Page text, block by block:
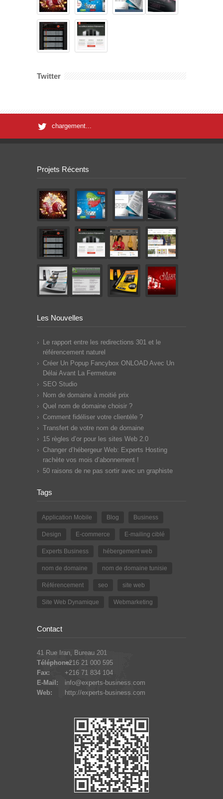
Twitter
chargement...
Projets Récents
Les Nouvelles
Le rapport entre les redirections 301 et le
référencement naturel
Créer Un Popup Fancybox ONLOAD Avec Un
Délai Avant La Fermeture
SEO Studio
Nom de domaine à moitié prix
Quel nom de domaine choisir ?
Comment fidéliser votre clientèle ?
Transfert de votre nom de domaine
15 règles d’or pour les sites Web 2.0
Changer d’hébergeur Web: Experts Hosting
rachète vos mois d’abonnement !
50 raisons de ne pas sortir avec un graphiste
Tags
Application Mobile Blog Business
Design E-commerce E-mailing ciblé
Experts Business hébergement web
nom de domaine nom de domaine tunisie
Référencement seo site web
Site Web Dynamique Webmarketing
Contact
41 Rue Iran, Bureau 201
Téléphone:+216 21 000 595
Fax:
+216 71 834 104
E-Mail:
info@experts-business.com
Web:
http://experts-business.com